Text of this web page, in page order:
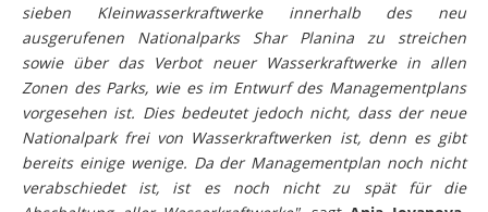
sieben Kleinwasserkraftwerke innerhalb des neu
ausgerufenen Nationalparks Shar Planina zu streichen
sowie über das Verbot neuer Wasserkraftwerke in allen
Zonen des Parks, wie es im Entwurf des Managementplans
vorgesehen ist. Dies bedeutet jedoch nicht, dass der neue
Nationalpark frei von Wasserkraftwerken ist, denn es gibt
bereits einige wenige. Da der Managementplan noch nicht
verabschiedet ist, ist es noch nicht zu spät für die